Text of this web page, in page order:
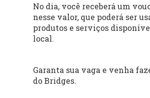
No dia, você receberá um
nesse valor, que poderá ser
produtos e serviços
local.
Garanta sua vaga e venha
do Bridges.